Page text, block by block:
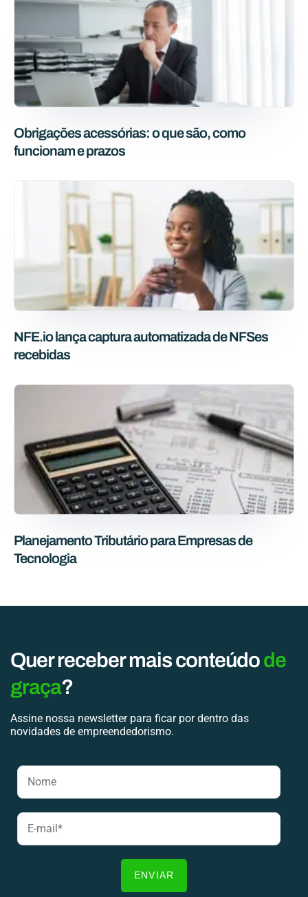
Obrigações acessórias: o que são, como
funcionam e prazos
NFE.io lança captura automatizada de NFSes
recebidas
Planejamento Tributário para Empresas de
Tecnologia
Quer receber mais conteúdode
graça?
Assine nossa newsletter para ficar por dentro das
novidades de empreendedorismo.